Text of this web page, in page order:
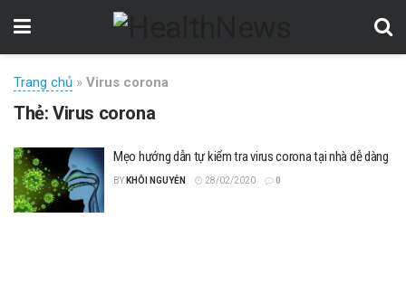
Trang chủ » Virus corona
Thẻ:Virus corona
Mẹo hướng dẫn tự kiểm tra virus corona tại nhà dễ dàng
BY KHÔI NGUYỄN 28/02/2020 0